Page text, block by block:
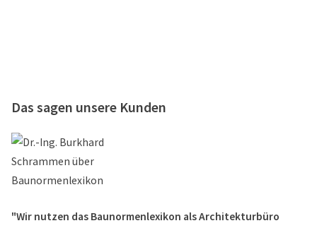
Das sagen unsere Kunden
"Wir nutzen das Baunormenlexikon als Architekturbüro